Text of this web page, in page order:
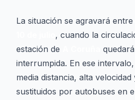
La situación se agravará entre
, cuando la
estación de
interrumpida. En ese
media distancia, alta
sustituidos por autobuses en